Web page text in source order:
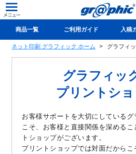
商品一覧 ご利用ガイド 入稿
新規会員登録(無料)
ネット印刷 グラフィック ホーム グラフィ
グラフィッ
プリントシ
お客様サポートを大切にしているグ
こそ、お客様と直接関係を深める
トショップがございます。
プリントショップでは対面だからこ